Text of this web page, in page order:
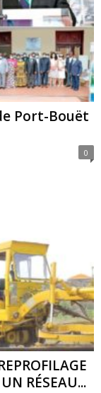
Port-Bouët
0
RÉSEAU...